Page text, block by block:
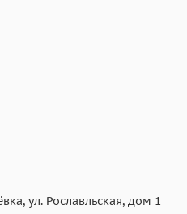
ул. Рославльская, дом 1